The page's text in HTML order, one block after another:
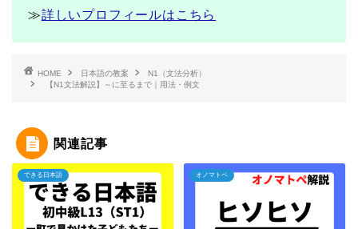
≫詳しいプロフィールはこちら
HOME 日本語の教案
N1（文法分析）
【N1文法解説】～に至るまで｜用法・例文
関連記事
できる日本語 オノマトペ